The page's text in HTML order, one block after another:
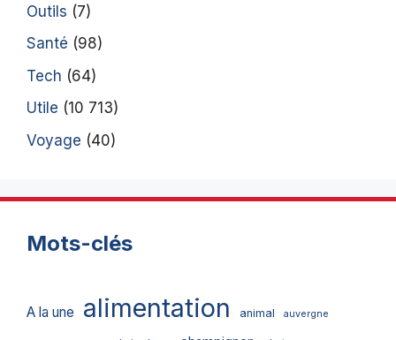
Outils (7)
Santé (98)
Tech (64)
Utile (10 713)
Voyage (40)
Mots-clés
A la une alimentation animal auvergne